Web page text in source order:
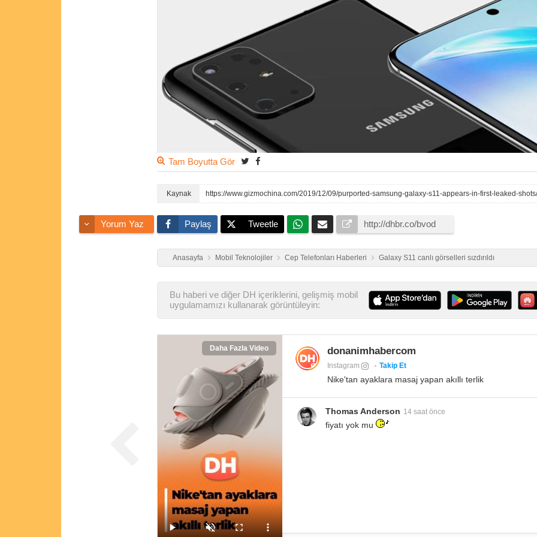
Tam Boyutta Gör
https://www.gizmochina.com/2019/12/09/purported-samsung-galaxy-s11-appears-in-first-leaked-shots/
Yorum Yaz Paylaş Tweetle
Anasayfa Mobil Teknolojiler Cep Telefonları Haberleri Galaxy S11 canlı görselleri sızdırıldı
Bu haberi ve diğer DH içeriklerini, gelişmiş mobil
uygulamamızı kullanarak görüntüleyin:
Daha Fazla Video donanimhabercom
Instagram Takip Et
Nike'tan ayaklara masaj yapan akıllı terlik
Thomas Anderson 14 saat önce
fiyatı yok mu